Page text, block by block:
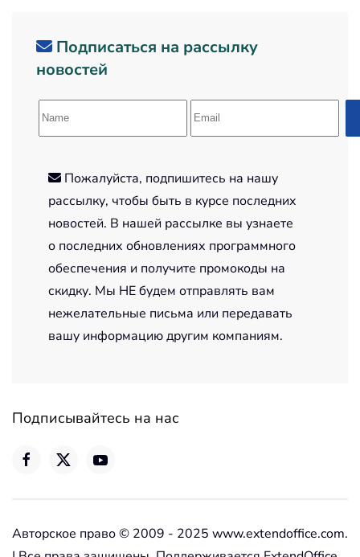
Подписаться на рассылку
новостей
Пожалуйста, подпишитесь на нашу
рассылку, чтобы быть в курсе последних
новостей. В нашей рассылке вы узнаете
о последних обновлениях программного
обеспечения и получите промокоды на
скидку. Мы НЕ будем отправлять вам
нежелательные письма или передавать
вашу информацию другим компаниям.
Подписывайтесь на нас
Авторское право © 2009 - 2025 www.extendoffice.com.